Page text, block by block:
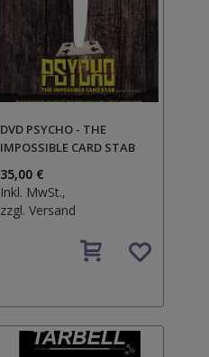
DVD PSYCHO - THE
IMPOSSIBLE CARD STAB
35,00 €
Inkl. MwSt.,
zzgl.Versand
den